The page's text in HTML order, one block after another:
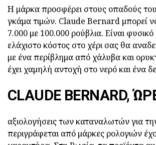
Η μάρκα προσφέρει στους οπαδούς
γκάμα τιμών. Claude Bernard μπορεί
7.000 με 100.000 ρούβλια. Είναι φυσικό
ελάχιστο κόστος στο χέρι σας θα
με ένα περίβλημα από χάλυβα και
έχει χαμηλή αντοχή στο νερό και ένα
CLAUDE BERNARD,
αξιολογήσεις των καταναλωτών για
περιγράφεται από μάρκες ρολογιών